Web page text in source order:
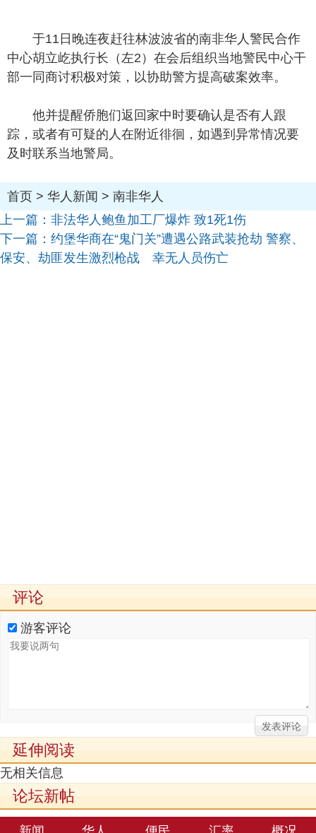
于11日晚连夜赶往林波波省的南非华人警民合作
中心胡立屹执行长（左2）在会后组织当地警民中心干
部一同商讨积极对策，以协助警方提高破案效率。
他并提醒侨胞们返回家中时要确认是否有人跟
踪，或者有可疑的人在附近徘徊，如遇到异常情况要
及时联系当地警局。
首页 > 华人新闻 > 南非华人
上一篇： 非法华人鲍鱼加工厂爆炸 致1死1伤
下一篇： 约堡华商在“鬼门关”遭遇公路武装抢劫 警察、
保安、劫匪发生激烈枪战 幸无人员伤亡
评论
游客评论
延伸阅读
无相关信息
论坛新帖